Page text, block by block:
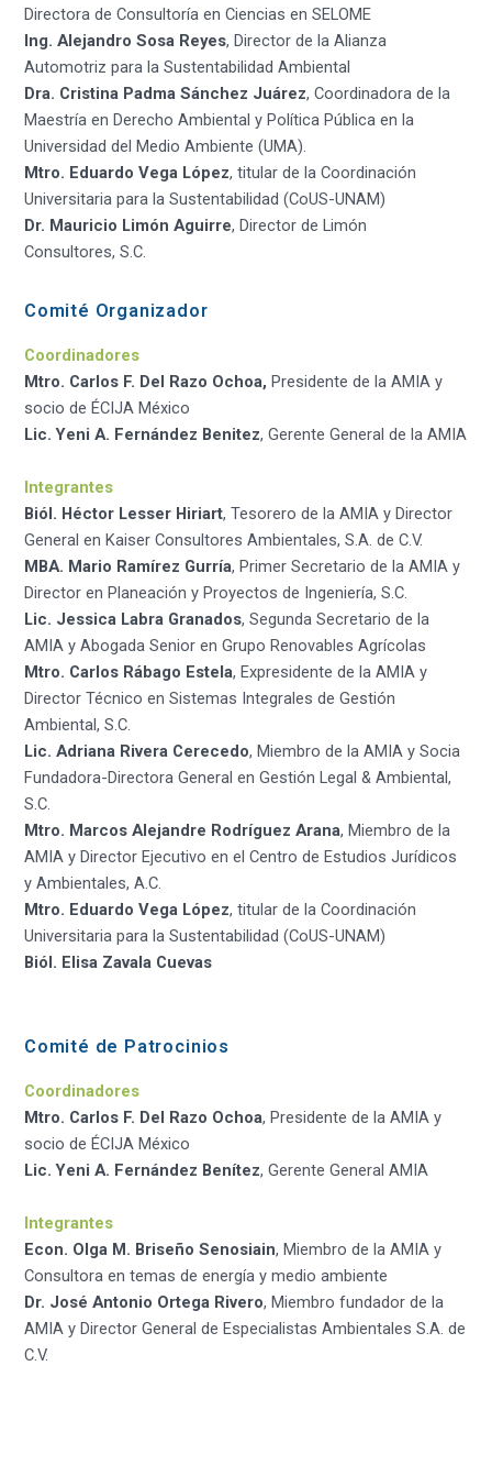
Directora de Consultoría en Ciencias en SELOME
Ing. Alejandro Sosa Reyes, Director de la Alianza
Automotriz para la Sustentabilidad Ambiental
Dra. Cristina Padma Sánchez Juárez, Coordinadora de la
Maestría en Derecho Ambiental y Política Pública en la
Universidad del Medio Ambiente (UMA).
Mtro. Eduardo Vega López, titular de la Coordinación
Universitaria para la Sustentabilidad (CoUS-UNAM)
Dr. Mauricio Limón Aguirre, Director de Limón
Consultores, S.C.
Comité Organizador
Coordinadores
Mtro. Carlos F. Del Razo Ochoa, Presidente de la AMIA y
socio de ÉCIJA México
Lic. Yeni A. Fernández Benitez, Gerente General de la AMIA
Integrantes
Biól. Héctor Lesser Hiriart, Tesorero de la AMIA y Director
General en Kaiser Consultores Ambientales, S.A. de C.V.
MBA. Mario Ramírez Gurría, Primer Secretario de la AMIA y
Director en Planeación y Proyectos de Ingeniería, S.C.
Lic. Jessica Labra Granados, Segunda Secretario de la
AMIA y Abogada Senior en Grupo Renovables Agrícolas
Mtro. Carlos Rábago Estela, Expresidente de la AMIA y
Director Técnico en Sistemas Integrales de Gestión
Ambiental, S.C.
Lic. Adriana Rivera Cerecedo, Miembro de la AMIA y Socia
Fundadora-Directora General en Gestión Legal & Ambiental,
S.C.
Mtro. Marcos Alejandre Rodríguez Arana, Miembro de la
AMIA y Director Ejecutivo en el Centro de Estudios Jurídicos
y Ambientales, A.C.
Mtro. Eduardo Vega López, titular de la Coordinación
Universitaria para la Sustentabilidad (CoUS-UNAM)
Biól. Elisa Zavala Cuevas
Comité de Patrocinios
Coordinadores
Mtro. Carlos F. Del Razo Ochoa, Presidente de la AMIA y
socio de ÉCIJA México
Lic. Yeni A. Fernández Benítez, Gerente General AMIA
Integrantes
Econ. Olga M. Briseño Senosiain, Miembro de la AMIA y
Consultora en temas de energía y medio ambiente
Dr. José Antonio Ortega Rivero, Miembro fundador de la
AMIA y Director General de Especialistas Ambientales S.A. de
C.V.